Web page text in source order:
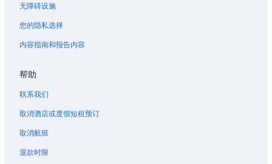
无障碍设施
您的隐私选择
内容指南和报告内容
帮助
联系我们
取消酒店或度假短租预订
取消航班
退款时限